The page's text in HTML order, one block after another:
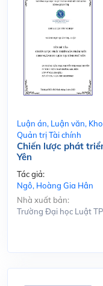
Luận án, Luận văn,
Quản trị Tài chính
Chiến lược phát
Yên
Tác giả:
Ngô, Hoàng Gia Hân
Nhà xuất bản:
Trường Đại học Luật